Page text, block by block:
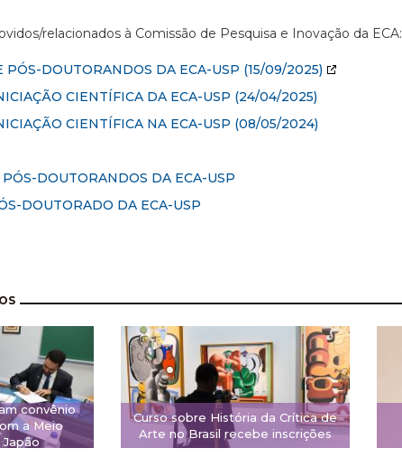
relacionados à Comissão de Pesquisa e Inovação da ECA:
PÓS-DOUTORANDOS DA ECA-USP (15/09/2025)
CIENTÍFICA DA ECA-USP (24/04/2025)
CIENTÍFICA NA ECA-USP (08/05/2024)
DOUTORANDOS DA ECA-USP
DOUTORADO DA ECA-USP
convênio
a Meio
Japão
Curso sobre História da Crítica de
Arte no Brasil recebe inscrições